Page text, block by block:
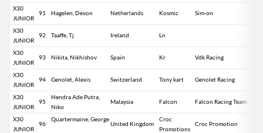
X30
JUNIOR
91 Hagelen, Devon Netherlands Kosmic Sim-on
X30
JUNIOR
92 Taaffe, Tj Ireland Ln
X30
JUNIOR
93 Nikita, Nikhishov Spain Kr Vdk Racing
X30
JUNIOR
94 Genolet, Alexis Switzerland Tony kart Genolet Racing
X30
JUNIOR
95
Hendra Ade Putra,
Niko
Malaysia Falcon Falcon Racing Team
X30
JUNIOR
96
Quartermaine, George
United Kingdom
Croc
Promotions
Croc Promotion